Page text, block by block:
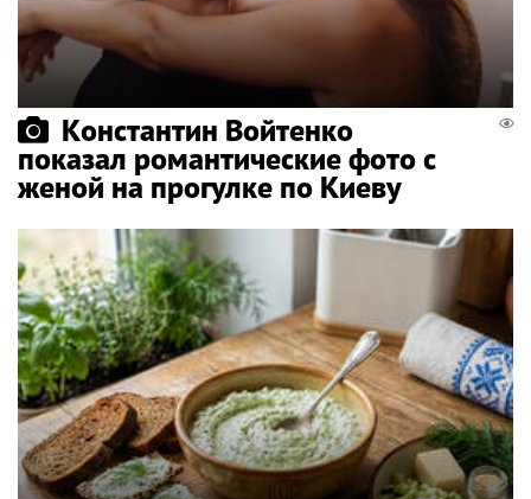
Константин Войтенко
показал романтические фото с
женой на прогулке по Киеву